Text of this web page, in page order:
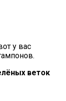
у вас
веток